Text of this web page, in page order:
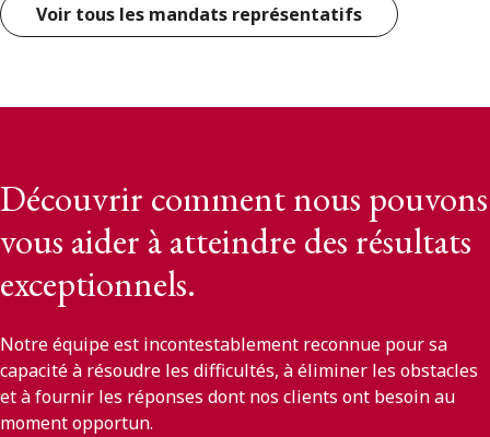
Voir tous les mandats représentatifs
Découvrir comment nous pouvons
vous aider à atteindre des résultats
exceptionnels.
Notre équipe est incontestablement reconnue pour sa
capacité à résoudre les difficultés, à éliminer les obstacles
et à fournir les réponses dont nos clients ont besoin au
moment opportun.